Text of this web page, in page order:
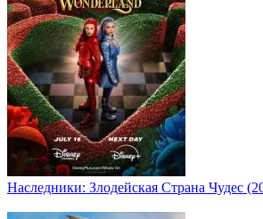
Наследники: Злодейская Страна Чудес